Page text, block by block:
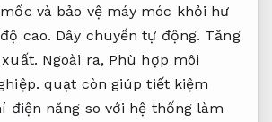
và bảo vệ máy móc khỏi hư
cao. Dây chuyền tự động. Tăng
Ngoài ra, Phù hợp môi
quạt còn giúp tiết kiệm
điện năng so với hệ thống làm